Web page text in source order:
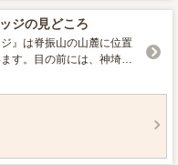
、ゴールデンウィーク（4/
イトエリア、駐車場、ト
ジの見どころ
』は脊振山の山麓に位置
す。目の前には、神埼市
ことができる好立地から夏
神社、栄西禅師記念像、
ツバツツジやブナの原生